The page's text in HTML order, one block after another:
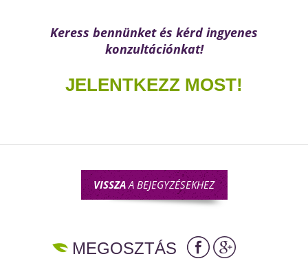
Keress bennünket és kérd ingyenes
konzultációnkat!
JELENTKEZZ MOST!
VISSZAA BEJEGYZÉSEKHEZ
MEGOSZTÁS